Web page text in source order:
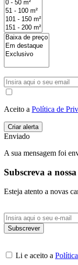
Aceito a Política de
Enviado
A sua mensagem foi
Subscreva a
Esteja atento a novas
Li e aceito a